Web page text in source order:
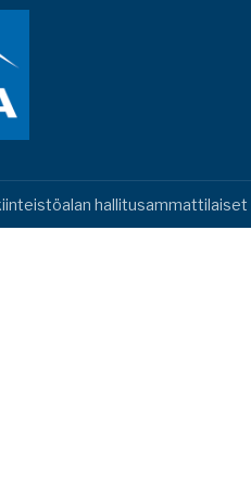
hallitusammattilaiset